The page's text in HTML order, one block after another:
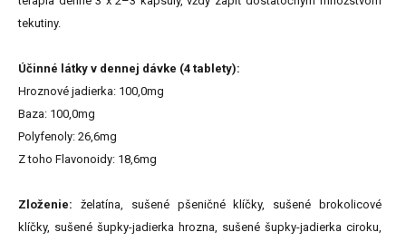
tekutiny.
Účinné látky v dennej dávke (4 tablety):
Hroznové jadierka: 100,0mg
Baza: 100,0mg
Polyfenoly: 26,6mg
Z toho Flavonoidy: 18,6mg
Zloženie: želatína, sušené pšeničné klíčky, sušené brokolicové
klíčky, sušené šupky-jadierka hrozna, sušené šupky-jadierka ciroku,